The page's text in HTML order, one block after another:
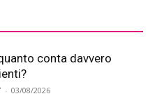
conta davvero
- 03/08/2026